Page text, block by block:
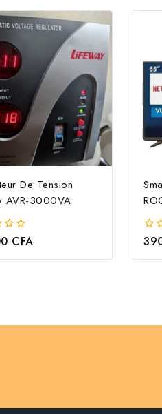
De Tension
AVR-3000VA
CFA
HD
0
of